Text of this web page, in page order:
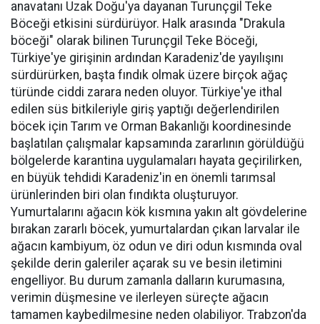
anavatanı Uzak Doğu'ya dayanan Turunçgil Teke
Böceği etkisini sürdürüyor. Halk arasında "Drakula
böceği" olarak bilinen Turunçgil Teke Böceği,
Türkiye'ye girişinin ardından Karadeniz'de yayılışını
sürdürürken, başta fındık olmak üzere birçok ağaç
türünde ciddi zarara neden oluyor. Türkiye'ye ithal
edilen süs bitkileriyle giriş yaptığı değerlendirilen
böcek için Tarım ve Orman Bakanlığı koordinesinde
başlatılan çalışmalar kapsamında zararlının görüldüğü
bölgelerde karantina uygulamaları hayata geçirilirken,
en büyük tehdidi Karadeniz'in en önemli tarımsal
ürünlerinden biri olan fındıkta oluşturuyor.
Yumurtalarını ağacın kök kısmına yakın alt gövdelerine
bırakan zararlı böcek, yumurtalardan çıkan larvalar ile
ağacın kambiyum, öz odun ve diri odun kısmında oval
şekilde derin galeriler açarak su ve besin iletimini
engelliyor. Bu durum zamanla dalların kurumasına,
verimin düşmesine ve ilerleyen süreçte ağacın
tamamen kaybedilmesine neden olabiliyor. Trabzon'da